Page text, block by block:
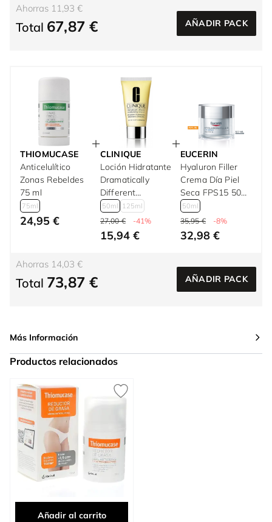
Ahorras 11,93 €
Total 67,87 € AÑADIR PACK
THIOMUCASE
Anticelulítico
Zonas Rebeldes
75 ml
75ml
24,95 €
CLINIQUE
Loción Hidratante
Dramatically
Different
Moisturizing
Lotion 50 ml
50ml 125ml
27,00 € -41%
15,94 €
EUCERIN
Hyaluron Filler
Crema Día Piel
Seca FPS15 50
ml
50ml
35,95 € -8%
32,98 €
Ahorras 14,03 €
Total 73,87 € AÑADIR PACK
Más Información
Productos relacionados
Press to skip carousel
Añadir al carrito